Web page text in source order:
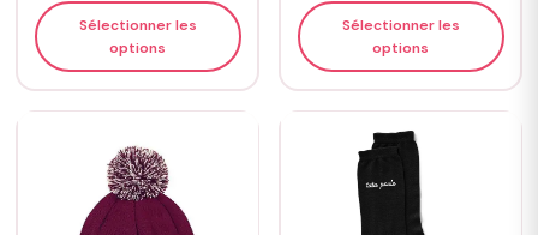
Sélectionner les
options
Sélectionner les
options